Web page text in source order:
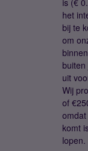
is (€
het
bij te
om
buiten
uit
Wij
of
komt
lopen.